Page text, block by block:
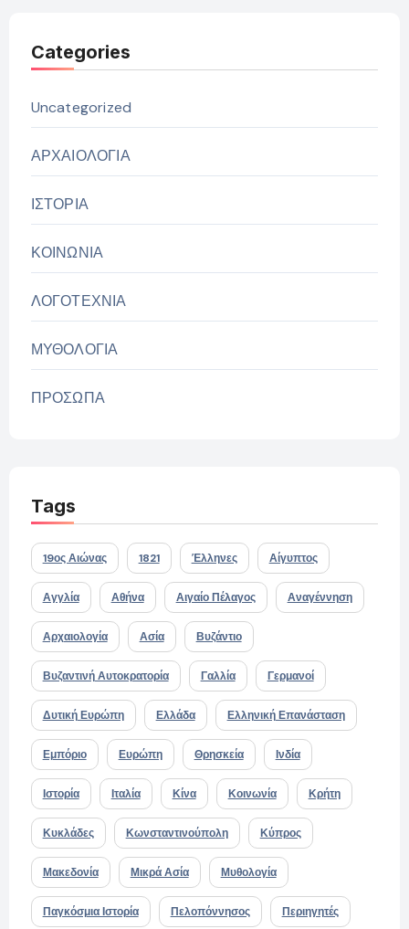
Categories
Uncategorized
ΑΡΧΑΙΟΛΟΓΙΑ
ΙΣΤΟΡΙΑ
ΚΟΙΝΩΝΙΑ
ΛΟΓΟΤΕΧΝΙΑ
ΜΥΘΟΛΟΓΙΑ
ΠΡΟΣΩΠΑ
Tags
19ος Αιώνας 1821 Έλληνες Αίγυπτος
Αγγλία Αθήνα Αιγαίο Πέλαγος Αναγέννηση
Αρχαιολογία Ασία Βυζάντιο
Βυζαντινή Αυτοκρατορία Γαλλία Γερμανοί
Δυτική Ευρώπη Ελλάδα Ελληνική Επανάσταση
Εμπόριο Ευρώπη Θρησκεία Ινδία
Ιστορία Ιταλία Κίνα Κοινωνία Κρήτη
Κυκλάδες Κωνσταντινούπολη Κύπρος
Μακεδονία Μικρά Ασία Μυθολογία
Παγκόσμια Ιστορία Πελοπόννησος Περιηγητές